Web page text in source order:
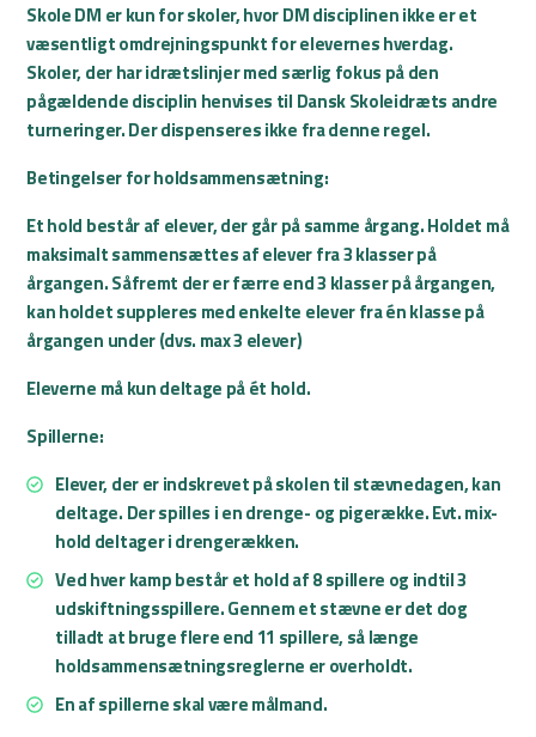
Skole DM er kun for skoler, hvor DM disciplinen ikke er et
væsentligt omdrejningspunkt for elevernes hverdag.
Skoler, der har idrætslinjer med særlig fokus på den
pågældende disciplin henvises til Dansk Skoleidræts andre
turneringer. Der dispenseres ikke fra denne regel.
Betingelser for holdsammensætning:
Et hold består af elever, der går på samme årgang. Holdet må
maksimalt sammensættes af elever fra 3 klasser på
årgangen. Såfremt der er færre end 3 klasser på årgangen,
kan holdet suppleres med enkelte elever fra én klasse på
årgangen under (dvs. max 3 elever)
Eleverne må kun deltage på ét hold.
Spillerne:
Elever, der er indskrevet på skolen til stævnedagen, kan
deltage. Der spilles i en drenge- og pigerække. Evt. mix-
hold deltager i drengerækken.
Ved hver kamp består et hold af 8 spillere og indtil 3
udskiftningsspillere. Gennem et stævne er det dog
tilladt at bruge flere end 11 spillere, så længe
holdsammensætningsreglerne er overholdt.
En af spillerne skal være målmand.